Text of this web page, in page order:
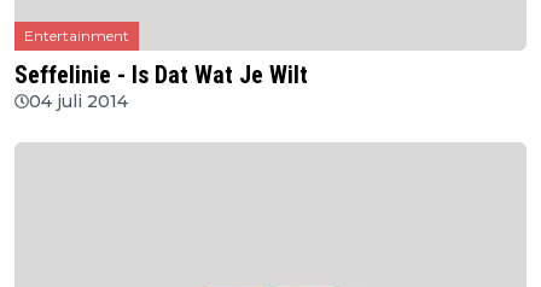
Entertainment
Seffelinie - Is Dat Wat Je Wilt
04 juli 2014